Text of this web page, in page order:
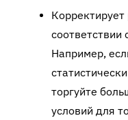
Например,
торгуйте
условий для